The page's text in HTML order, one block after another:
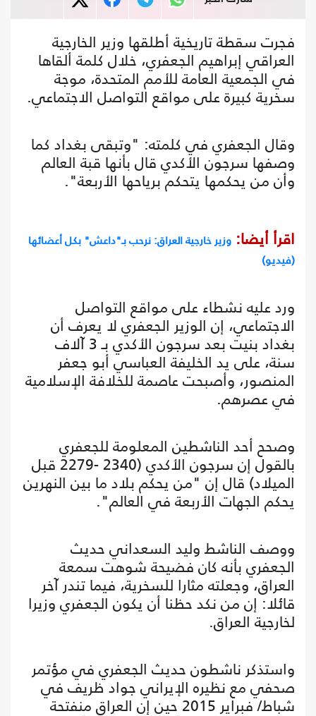
فجرت سقطة تاريخية أطلقها وزير الخارجية
العراقي إبراهيم الجعفري، خلال كلمة ألقاها
في الجمعية العامة للأمم المتحدة، موجة
سخرية كبيرة على مواقع التواصل الاجتماعي.
وقال الجعفري في كلمته: "وتبقى بغداد كما
وصفها سرجون الأكدي قال بأنها قبة العالم
وأن من يحكمها يتحكم برياحها الأربعة".
اقرأ أيضا: وزير خارجية العراق: نرحب بـ"داعش" بكل أعضائها
(فيديو)
ورد عليه نشطاء على مواقع التواصل
الاجتماعي، إن الوزير الجعفري لا يعرف أن
بغداد بنيت بعد سرجون الأكدي بـ 3 آلاف
سنة، على يد الخليفة العباسي أبو جعفر
المنصور، وأصبحت عاصمة للخلافة الإسلامية
في عصرهم.
وصحح أحد الناشطين المعلومة للجعفري
بالقول إن سرجون الأكدي (2340 -2279 قبل
الميلاد) قال إن "من يحكم بلاد ما بين النهرين
يحكم الجهات الأربعة في العالم".
ووصف الناشط وليد السعداني حديث
الجعفري بأنه كان فضيحة شوهت سمعة
العراق، وجعلته مثارا للسخرية، فيما تندر آخر
قائلا: إن من نكد حظنا أن يكون الجعفري وزيرا
لخارجية العراق.
واستذكر ناشطون حديث الجعفري في مؤتمر
صحفي مع نظيره الإيراني جواد ظريف في
شباط/ فبراير 2015 حين إن العراق منفتحة